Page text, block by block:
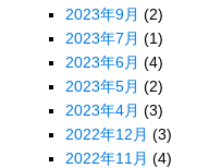
2023年9月 (2)
2023年7月 (1)
2023年6月 (4)
2023年5月 (2)
2023年4月 (3)
2022年12月 (3)
2022年11月 (4)